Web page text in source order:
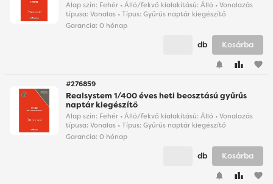
Alap szín: Fehér • Álló/fekvő kialakítású: Álló • Vonalazás
típusa: Vonalas • Típus: Gyűrűs naptár kiegészítő
Garancia: 0 hónap
favorite
db Kosárba
#276859
Realsystem 1/400 éves heti beosztású gyűrűs
naptár kiegészítő
Alap szín: Fehér • Álló/fekvő kialakítású: Álló • Vonalazás
típusa: Vonalas • Típus: Gyűrűs naptár kiegészítő
Garancia: 0 hónap
favorite
db Kosárba